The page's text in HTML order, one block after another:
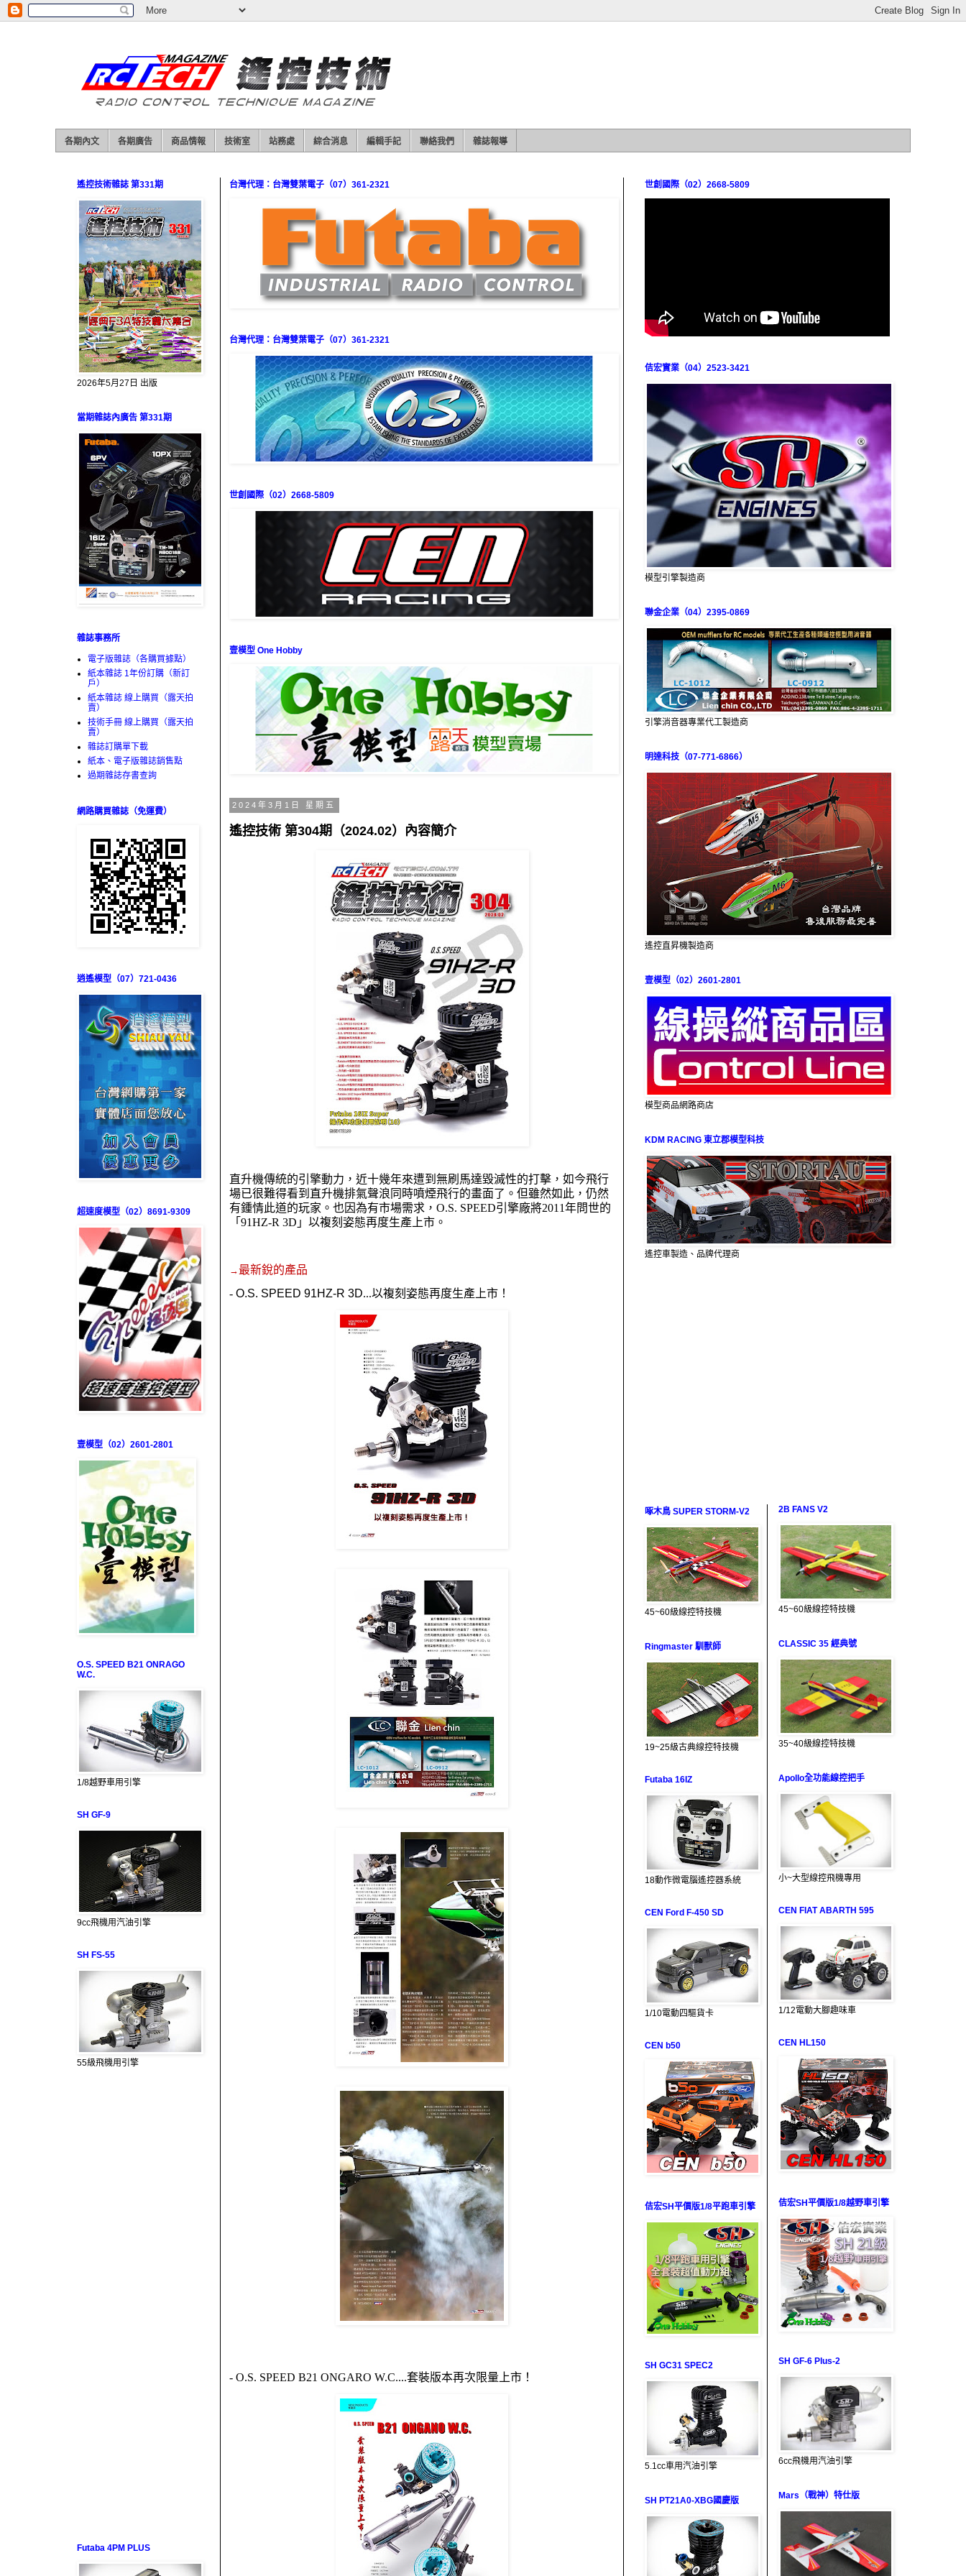
各期內文 各期廣告 商品情報 技術室 站務處 綜合消息 編輯手記 聯絡我們 雜誌報導
台灣代理：台灣雙葉電子（07）361-2321
台灣代理：台灣雙葉電子（07）361-2321
世創國際（02）2668-5809
壹模型 One Hobby
2024年3月1日 星期五
遙控技術 第304期（2024.02）內容簡介
直升機傳統的引擎動力，近十幾年來遭到無刷馬達毀滅性的打擊，如今飛行
場已很難得看到直升機排氣聲浪同時噴煙飛行的畫面了。但雖然如此，仍然
有鍾情此道的玩家。也因為有市場需求， O.S. SPEED引擎廠將2011年問世的
「 91HZ-R 3D 」以複刻姿態再度生產上市。
→ 最新銳的產品
- O.S. SPEED 91HZ-R 3D...以複刻姿態再度生產上市！
- O.S. SPEED B21 ONGARO W.C....套裝版本再次限量上市！
遙控技術雜誌 第331期
2026年5月27日 出版
當期雜誌內廣告 第331期
雜誌事務所
電子版雜誌（各購買據點）
紙本雜誌 1年份訂購（新訂
戶）
紙本雜誌 線上購買（露天拍
賣）
技術手冊 線上購買（露天拍
賣）
雜誌訂購單下載
紙本、電子版雜誌銷售點
過期雜誌存書查詢
網路購買雜誌（免運費）
逍遙模型（07）721-0436
超速度模型（02）8691-9309
壹模型（02）2601-2801
O.S. SPEED B21 ONRAGO
W.C.
1/8越野車用引擎
SH GF-9
9cc飛機用汽油引擎
SH FS-55
55級飛機用引擎
Futaba 4PM PLUS
世創國際（02）2668-5809
佶宏實業（04）2523-3421
模型引擎製造商
聯金企業（04）2395-0869
引擎消音器專業代工製造商
明達科技（07-771-6866）
遙控直昇機製造商
壹模型（02）2601-2801
模型商品網路商店
KDM RACING 東立郡模型科技
遙控車製造、品牌代理商
啄木鳥 SUPER STORM-V2
45~60級線控特技機
Ringmaster 馴獸師
19~25級古典線控特技機
Futaba 16IZ
18動作微電腦遙控器系統
CEN Ford F-450 SD
1/10電動四驅貨卡
CEN b50
佶宏SH平價版1/8平跑車引擎
SH GC31 SPEC2
5.1cc車用汽油引擎
SH PT21A0-XBG國慶版
2B FANS V2
45~60級線控特技機
CLASSIC 35 經典號
35~40級線控特技機
Apollo全功能線控把手
小~大型線控飛機專用
CEN FIAT ABARTH 595
1/12電動大腳趣味車
CEN HL150
佶宏SH平價版1/8越野車引擎
SH GF-6 Plus-2
6cc飛機用汽油引擎
Mars（戰神）特仕版